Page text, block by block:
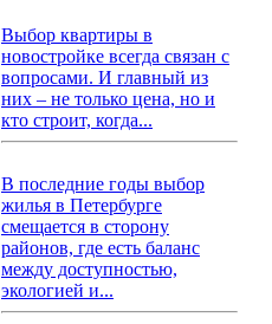
Выбор квартиры в
новостройке всегда связан с
вопросами. И главный из
них – не только цена, но и
кто строит, когда...
В последние годы выбор
жилья в Петербурге
смещается в сторону
районов, где есть баланс
между доступностью,
экологией и...